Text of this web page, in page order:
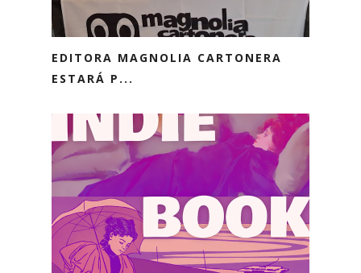
EDITORA MAGNOLIA CARTONERA
ESTARÁ P...